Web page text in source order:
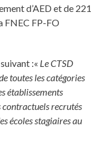
d’AED et de 221
FNEC FP-FO
:« Le CTSD
toutes les catégories
établissements
contractuels recrutés
écoles stagiaires au